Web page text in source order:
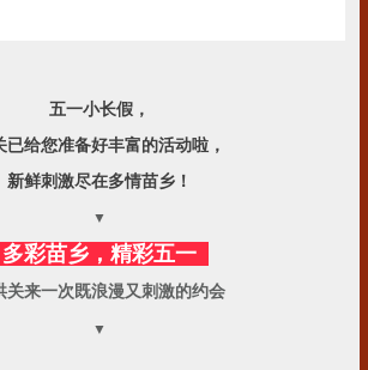
五一小长假，
已给您准备好丰富的活动啦，
新鲜刺激尽在多情苗乡！
▼
多彩苗乡，精彩五一
关来一次既浪漫又刺激的约会
▼